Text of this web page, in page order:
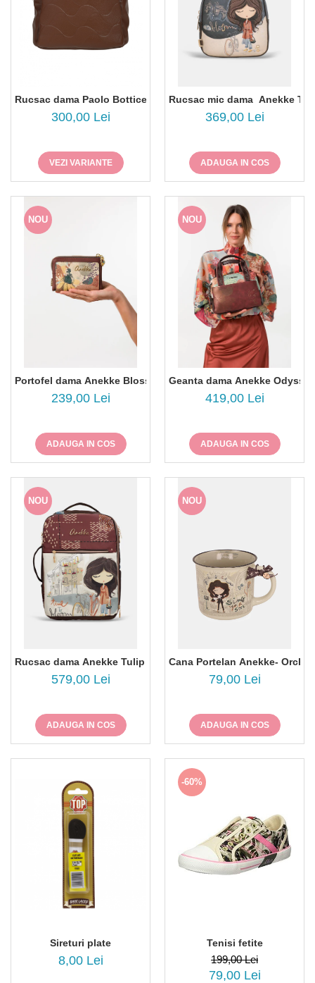
Rucsac dama Paolo Botticelli 9Q-26153
300,00 Lei
VEZI VARIANTE
Rucsac mic dama Anekke
369,00 Lei
ADAUGA IN COS
NOU
Portofel dama Anekke Blossom 43719-912
239,00 Lei
ADAUGA IN COS
NOU
Geanta dama Anekke
419,00 Lei
ADAUGA IN COS
NOU
Rucsac dama Anekke Tulip 43575-011
579,00 Lei
ADAUGA IN COS
NOU
Cana Portelan Anekke-
79,00 Lei
ADAUGA IN COS
Sireturi plate
8,00 Lei
-60%
Tenisi fetite
199,00 Lei
79,00 Lei